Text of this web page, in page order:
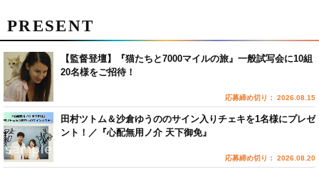
PRESENT
【監督登壇】『猫たちと7000マイルの旅』一般試写会に10組
20名様をご招待！
応募締め切り： 2026.08.15
田村ツトム＆沙倉ゆうののサイン入りチェキを1名様にプレゼ
ント！／『心配無用ノ介 天下御免』
応募締め切り： 2026.08.20